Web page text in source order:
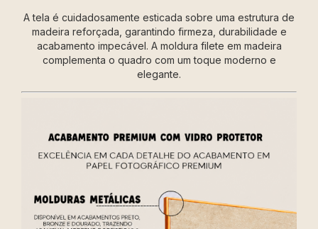
A tela é cuidadosamente esticada sobre uma estrutura de
madeira reforçada, garantindo firmeza, durabilidade e
acabamento impecável. A moldura filete em madeira
complementa o quadro com um toque moderno e
elegante.